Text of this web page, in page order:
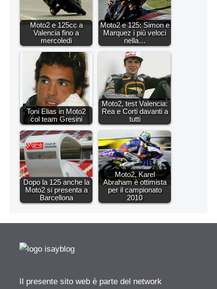
Moto2 e 125cc a
Valencia fino a
mercoledì
Moto2 e 125: Simon e
Marquez i più veloci
nella…
Toni Elias in Moto2
col team Gresini
Moto2, test Valencia:
Rea e Corti davanti a
tutti
Dopo la 125 anche la
Moto2 si presenta a
Barcellona
Moto2, Karel
Abraham è ottimista
per il campionato
2010
Il presente sito web è parte del network